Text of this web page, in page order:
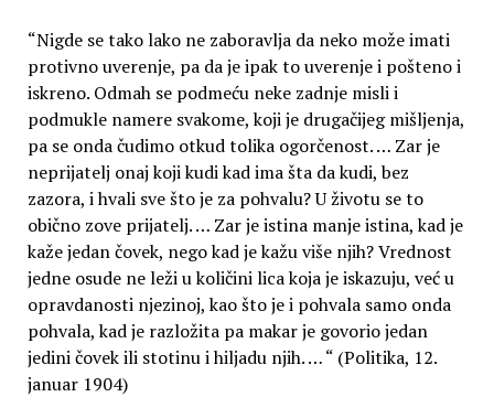
“Nigde se tako lako ne zaboravlja da neko može imati
protivno uverenje, pa da je ipak to uverenje i pošteno i
iskreno. Odmah se podmeću neke zadnje misli i
podmukle namere svakome, koji je drugačijeg mišljenja,
pa se onda čudimo otkud tolika ogorčenost. … Zar je
neprijatelj onaj koji kudi kad ima šta da kudi, bez
zazora, i hvali sve što je za pohvalu? U životu se to
obično zove prijatelj. … Zar je istina manje istina, kad je
kaže jedan čovek, nego kad je kažu više njih? Vrednost
jedne osude ne leži u količini lica koja je iskazuju, već u
opravdanosti njezinoj, kao što je i pohvala samo onda
pohvala, kad je razložita pa makar je govorio jedan
jedini čovek ili stotinu i hiljadu njih. … “ (Politika, 12.
januar 1904)